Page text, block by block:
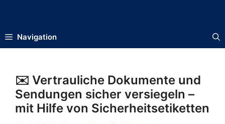
Navigation
✉️ Vertrauliche Dokumente und
Sendungen sicher versiegeln –
mit Hilfe von Sicherheitsetiketten